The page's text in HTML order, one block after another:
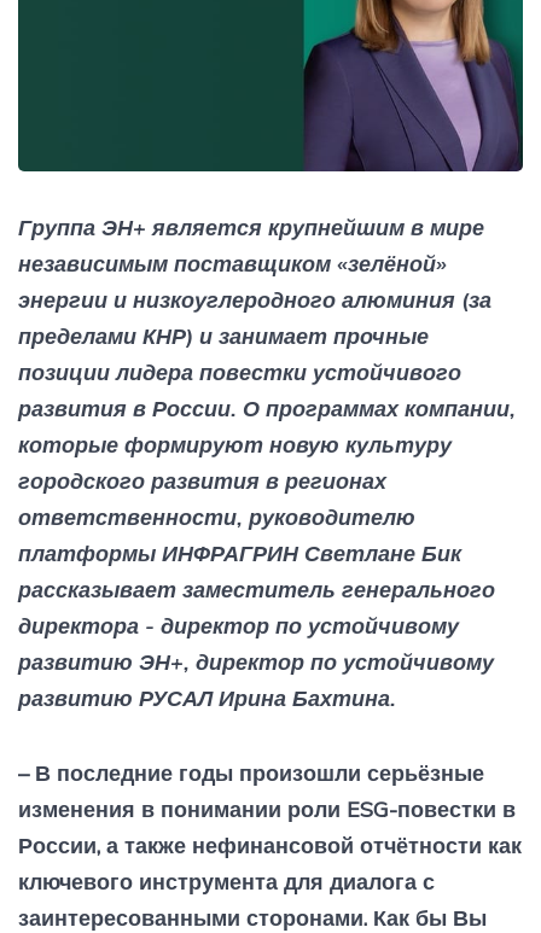
Группа ЭН+ является крупнейшим в мире
независимым поставщиком «зелёной»
энергии и низкоуглеродного алюминия (за
пределами КНР) и занимает прочные
позиции лидера повестки устойчивого
развития в России. О программах компании,
которые формируют новую культуру
городского развития в регионах
ответственности, руководителю
платформы ИНФРАГРИН Светлане Бик
рассказывает заместитель генерального
директора - директор по устойчивому
развитию ЭН+, директор по устойчивому
развитию РУСАЛ Ирина Бахтина.
– В последние годы произошли серьёзные
изменения в понимании роли ESG-повестки в
России, а также нефинансовой отчётности как
ключевого инструмента для диалога с
заинтересованными сторонами. Как бы Вы